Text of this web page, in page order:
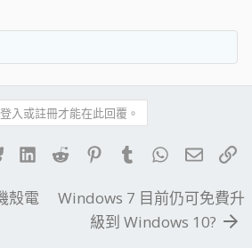
入或註冊才能在此回覆。
BlueskyLinkedIn
Reddit PinterestTumblrWhatsApp
電子
殼電
Windows 7 目前仍可免費升
級到 Windows 10?